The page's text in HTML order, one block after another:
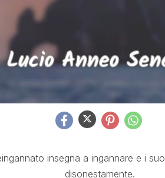
insegna a ingannare e i
disonestamente.